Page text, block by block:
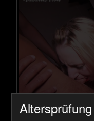
Altersprüfung